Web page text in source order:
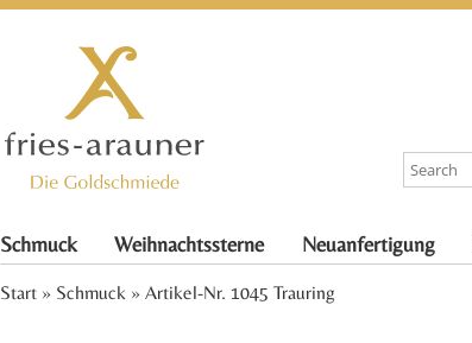
Schmuck Weihnachtssterne Neuanfertigung
Start » Schmuck » Artikel-Nr. 1045 Trauring